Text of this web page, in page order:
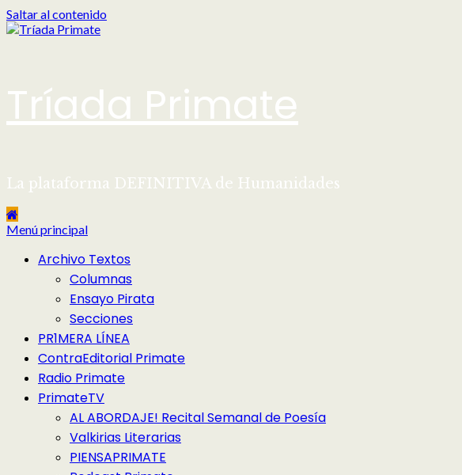
Saltar al contenido
Tríada Primate
La plataforma DEFINITIVA de Humanidades
Menú principal
Archivo Textos
Columnas
Ensayo Pirata
Secciones
PR1MERA LÍNEA
ContraEditorial Primate
Radio Primate
PrimateTV
AL ABORDAJE! Recital Semanal de Poesía
Valkirias Literarias
PIENSAPRIMATE